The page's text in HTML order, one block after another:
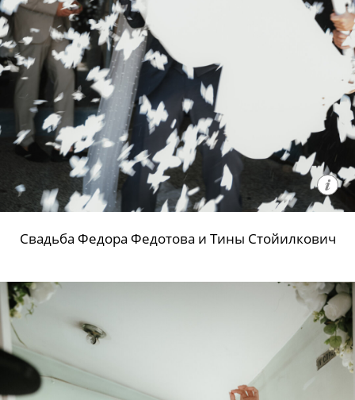
Свадьба Федора Федотова и Тины Стойилкович